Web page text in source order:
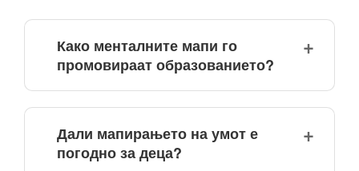
Како менталните мапи го
промовираат образованието?
Дали мапирањето на умот е
погодно за деца?